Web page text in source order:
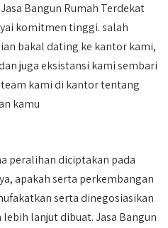
Bangun Rumah Terdekat
komitmen tinggi. salah
bakal dating ke kantor kami,
juga eksistansi kami sembari
kami di kantor tentang
kamu
peralihan diciptakan pada
apakah serta perkembangan
serta dinegosiasikan
lanjut dibuat. Jasa Bangun